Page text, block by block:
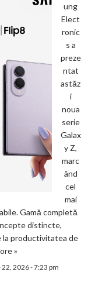
ung
Elect
ronic
s a
preze
ntat
astăz
i
noua
serie
Galax
y Z,
marc
ând
cel
mai
Gamă completă
distincte,
la productivitatea de
»
2026 - 7:23 pm